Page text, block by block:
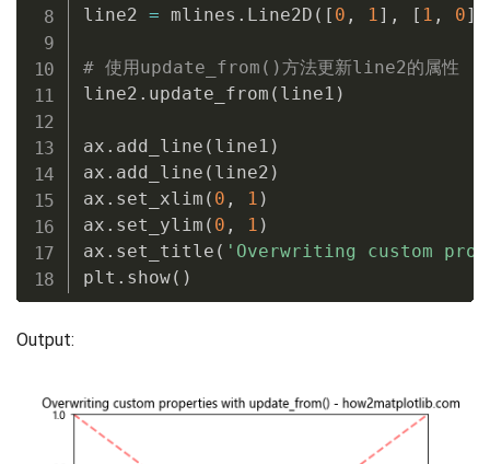
line2 = mlines . Line2D ( [ 0 , 1 ] , [ 1 , 0]
# 使用update_from()方法更新line2的属性
line2 . update_from ( line1 )
ax . add_line ( line1 )
ax . add_line ( line2 )
ax . set_xlim ( 0 , 1 )
ax . set_ylim ( 0 , 1 )
ax . set_title ( 'Overwriting custom
plt . show( )
Output: